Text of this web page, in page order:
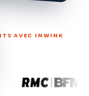
AVEC INWINK